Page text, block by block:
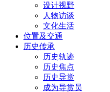
设计视野
人物访谈
文化生活
位置及交通
历史传承
历史轨迹
历史焦点
历史导赏
成为导赏员